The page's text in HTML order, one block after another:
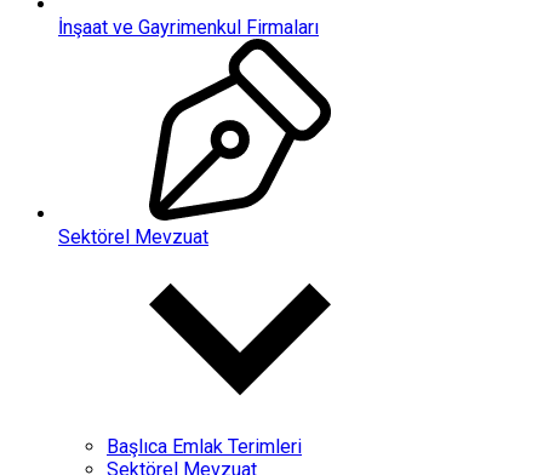
İnşaat ve Gayrimenkul Firmaları
Sektörel Mevzuat
Başlıca Emlak Terimleri
Sektörel Mevzuat